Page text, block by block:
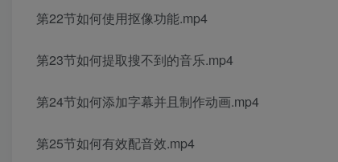
第22节如何使用抠像功能.mp4
第23节如何提取搜不到的音乐.mp4
第24节如何添加字幕并且制作动画.mp4
第25节如何有效配音效.mp4